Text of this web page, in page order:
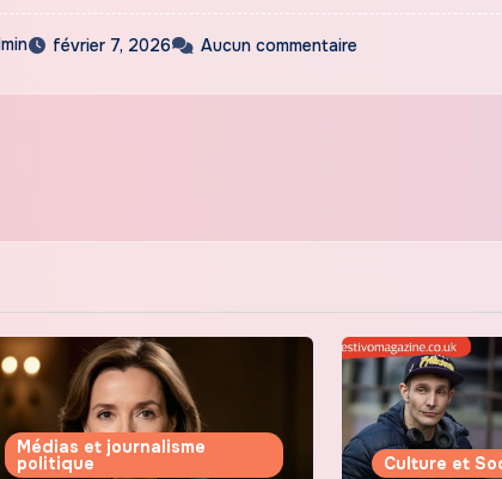
février 7, 2026 Aucun commentaire
Médias et journalisme
politique Culture et